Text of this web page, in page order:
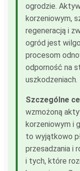
ogrodzie.
korzeniowym,
regeneracją i
ogród jest
procesom
odporność na
uszkodzeniach.
Szczególne
wzmożoną
korzeniowym i
to wyjątkowo
przesadzania i
i tych, które